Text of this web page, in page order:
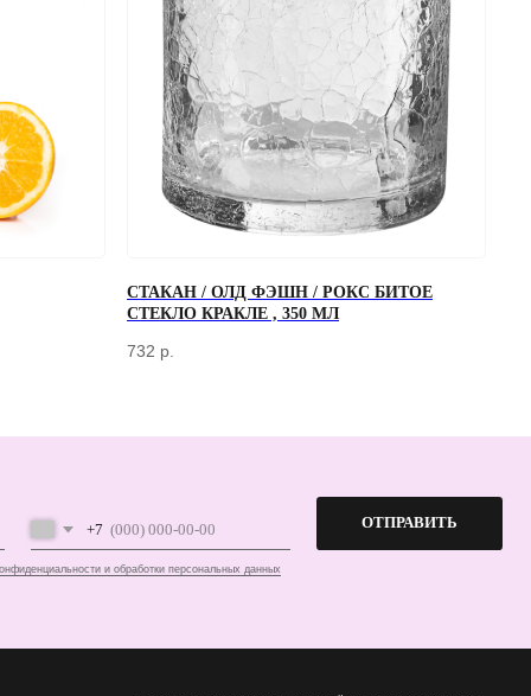
СТАКАН / ОЛД ФЭШН / РОКС БИТОЕ
СТЕКЛО КРАКЛЕ , 350 МЛ
732 р.
ОТПРАВИТЬ
Г. МОСКВА, ДЕРБЕНЕВСКАЯ
НАБЕРЕЖНАЯ, Д. 7, СТР. 2